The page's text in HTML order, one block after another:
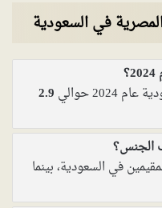
في السعودية
حوالي
2.9
الجنس؟
في السعودية، بينما